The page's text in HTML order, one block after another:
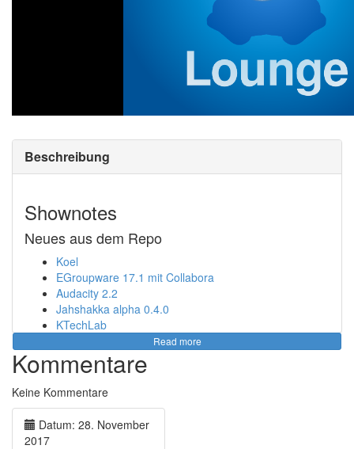
Beschreibung
Shownotes
Neues aus dem Repo
Koel
EGroupware 17.1 mit Collabora
Audacity 2.2
Jahshakka alpha 0.4.0
KTechLab
OTRS 6
microG
Linux Mint 18.3
Raspberry Digital Signage
RaspberryPi SlideShow
Read more
Kommentare
Keine Kommentare
Datum: 28. November
2017